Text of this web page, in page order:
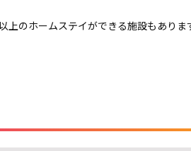
上のホームステイができる施設もあり